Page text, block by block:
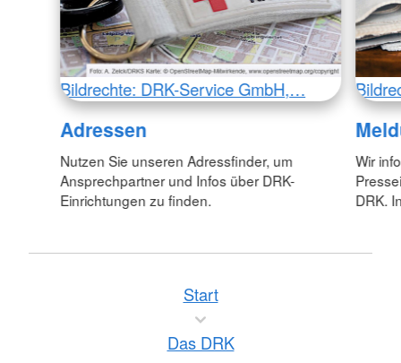
Bildrechte: DRK-Service GmbH,…
Adressen
Nutzen Sie unseren Adressfinder, um
Ansprechpartner und Infos über DRK-
Einrichtungen zu finden.
Wir
DRK.
Start
Das DRK